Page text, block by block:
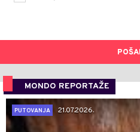
MONDO REPORTAŽE
PUTOVANJA
21.07.2026.